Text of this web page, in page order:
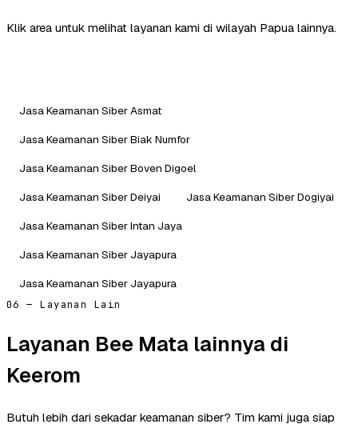
Klik area untuk melihat layanan kami di wilayah Papua lainnya.
Jasa Keamanan Siber Asmat
Jasa Keamanan Siber Biak Numfor
Jasa Keamanan Siber Boven Digoel
Jasa Keamanan Siber Deiyai
Jasa Keamanan Siber Dogiyai
Jasa Keamanan Siber Intan Jaya
Jasa Keamanan Siber Jayapura
Jasa Keamanan Siber Jayapura
06 — Layanan Lain
Layanan Bee Mata lainnya di
Keerom
Butuh lebih dari sekadar keamanan siber? Tim kami juga siap